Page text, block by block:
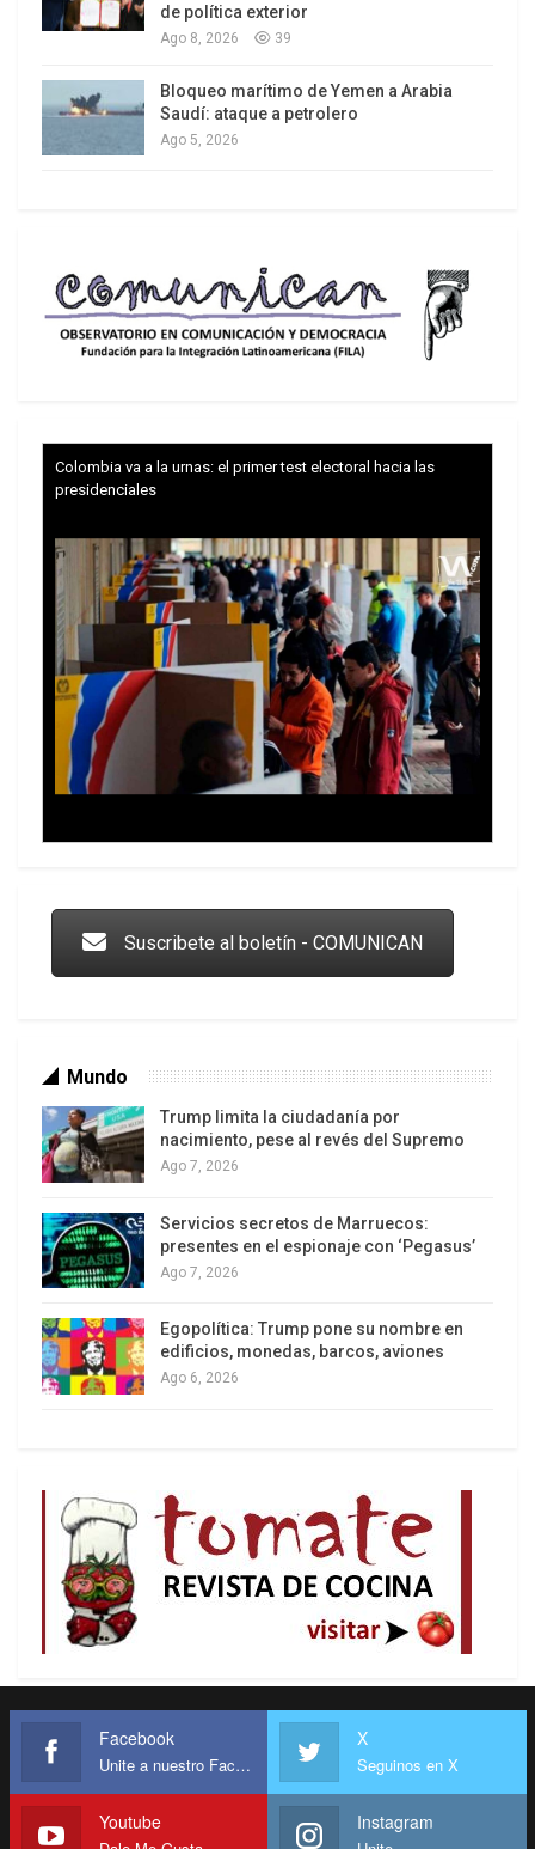
de política exterior
Ago 8, 2026 39
Bloqueo marítimo de Yemen a Arabia
Saudí: ataque a petrolero
Ago 5, 2026
Colombia va a la urnas: el primer test electoral hacia las
presidenciales
Los latinos le van dando la espalda a Trump
Suscribete al boletín - COMUNICAN
Mundo
Trump limita la ciudadanía por
nacimiento, pese al revés del Supremo
Ago 7, 2026
Servicios secretos de Marruecos:
presentes en el espionaje con ‘Pegasus’
Ago 7, 2026
Egopolítica: Trump pone su nombre en
edificios, monedas, barcos, aviones
Ago 6, 2026
Facebook
Unite a nuestro Facebook
X
Seguinos en X
Youtube Instagram